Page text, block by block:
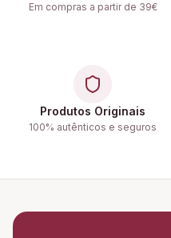
Em compras a partir de 39€
Produtos Originais
100% autênticos e seguros